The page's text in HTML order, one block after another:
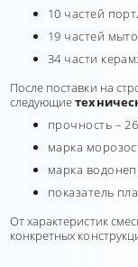
10 частей
19 частей
34 части
После поставки на
следующие
прочность –
марка
марка
показатель
От характеристик
конкретных